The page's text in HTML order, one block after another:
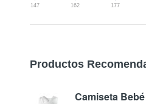
147 162 177
Productos
Camiseta Bebé